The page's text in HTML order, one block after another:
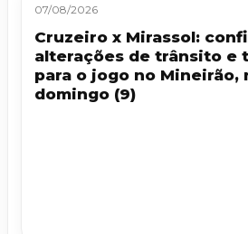
07/08/2026
Cruzeiro x Mirassol:
alterações de trânsito e
para o jogo no Mineirão,
domingo (9)